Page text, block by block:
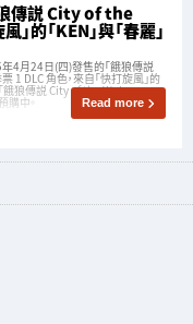
狼傳説 City of the
的「KEN」與「春麗」
4月24日(四)發售的「餓狼傳説
1 DLC 角色，來自「快打旋風」的
「餓狼傳説 City of the Wolves
中。 Read more